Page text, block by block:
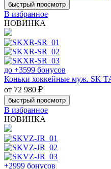
быстрый просмотр
В избранное
НОВИНКА
до +3599 бонусов
Коньки хоккейные муж. SK
от 72 980 ₽
быстрый просмотр
В избранное
НОВИНКА
+2999 бонусов